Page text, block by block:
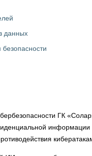
данных
ГК
информации